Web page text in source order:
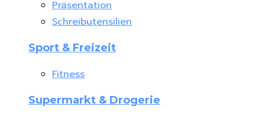
Präsentation
Schreibutensilien
Sport & Freizeit
Fitness
Supermarkt & Drogerie